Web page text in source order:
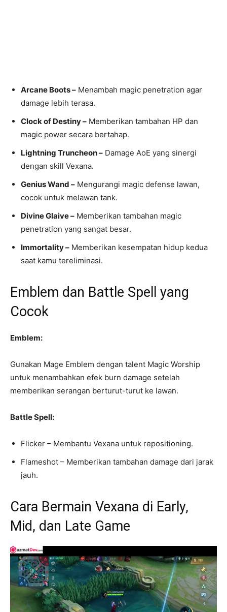
Arcane Boots – Menambah magic penetration agar
damage lebih terasa.
Clock of Destiny – Memberikan tambahan HP dan
magic power secara bertahap.
Lightning Truncheon – Damage AoE yang sinergi
dengan skill Vexana.
Genius Wand – Mengurangi magic defense lawan,
cocok untuk melawan tank.
Divine Glaive – Memberikan tambahan magic
penetration yang sangat besar.
Immortality – Memberikan kesempatan hidup kedua
saat kamu tereliminasi.
Emblem dan Battle Spell yang
Cocok
Emblem:
Gunakan Mage Emblem dengan talent Magic Worship
untuk menambahkan efek burn damage setelah
memberikan serangan berturut-turut ke lawan.
Battle Spell:
Flicker – Membantu Vexana untuk repositioning.
Flameshot – Memberikan tambahan damage dari jarak
jauh.
Cara Bermain Vexana di Early,
Mid, dan Late Game